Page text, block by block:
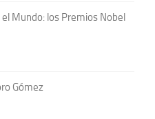
Mundo: los Premios Nobel
Gómez